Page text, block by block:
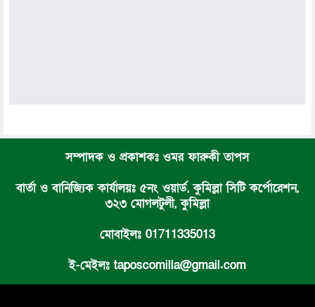
সম্পাদক ও প্রকাশকঃ ওমর ফারুকী তাপস
বার্তা ও বানিজ্যিক কার্যালয়ঃ ৫নং ওয়ার্ড, কুমিল্লা সিটি কর্পোরেশন,
৩২৩ মোগলটুলী, কুমিল্লা
মোবাইলঃ 01711335013
ই-মেইলঃ taposcomilla@gmail.com